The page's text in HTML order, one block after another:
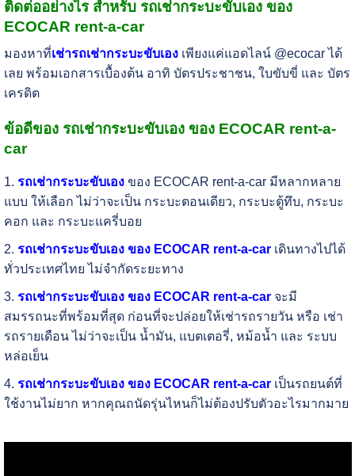
ติดต่ออย่างไร สำหรับ รถเช่ากระบะขับเอง ของ
ECOCAR rent-a-car
มองหาที่เช่ารถเช่ากระบะขับเองเพียงแค่แอดไลน์ @ecocar ได้
เลย พร้อมเอกสารเบื้องต้น อาทิ บัตรประชาชน, ใบขับขี่ และ บัตร
เครดิต
ข้อดีของ รถเช่ากระบะขับเอง ของ ECOCAR rent-a-
car
1. รถเช่ากระบะขับเองของ ECOCAR rent-a-car มีหลากหลาย
แบบ ให้เลือก ไม่ว่าจะเป็น กระบะตอนเดียว, กระบะตู้ทึบ, กระบะ
คอก และ กระบะแครี่บอย
2. รถเช่ากระบะขับเอง ของ ECOCAR rent-a-carเดินทางไปได้
ทั่วประเทศไทย ไม่จำกัดระยะทาง
3. รถเช่ากระบะขับเอง ของ ECOCAR rent-a-carจะมี
สมรรถนะที่พร้อมที่สุด ก่อนที่จะปล่อยให้เช่ารถรายวัน หรือ เช่า
รถรายเดือน ไม่ว่าจะเป็น น้ำมัน, แบตเตอรี่, หม้อน้ำ และ ระบบ
หล่อเย็น
4. รถเช่ากระบะขับเอง ของ ECOCAR rent-a-carเป็นรถยนต์ที่
ใช้งานไม่ยาก หากคุณถนัดรุ่นไหนก็ไม่ต้องปรับตัวอะไรมากมาย